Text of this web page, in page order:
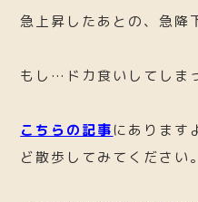
急上昇したあとの、急降
もし…ドカ食いしてしま
こちらの記事にあります
ど散歩してみてください。